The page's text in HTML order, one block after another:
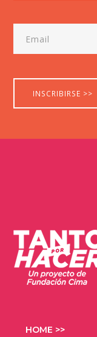
HOME >>